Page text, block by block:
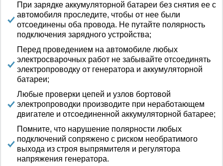
При зарядке аккумуляторной батареи без снятия ее с
автомобиля проследите, чтобы от нее были
отсоединены оба провода. Не путайте полярность
подключения зарядного устройства;
Перед проведением на автомобиле любых
электросварочных работ не забывайте отсоединять
электропроводку от генератора и аккумуляторной
батареи;
Любые проверки цепей и узлов бортовой
электропроводки производите при неработающем
двигателе и отсоединенной аккумуляторной батарее;
Помните, что нарушение полярности любых
подключений сопряжено с риском необратимого
выхода из строя выпрямителя и регулятора
напряжения генератора.